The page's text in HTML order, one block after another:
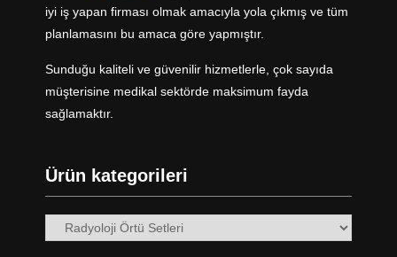
iyi iş yapan firması olmak amacıyla yola çıkmış ve tüm
planlamasını bu amaca göre yapmıştır.
Sunduğu kaliteli ve güvenilir hizmetlerle, çok sayıda
müşterisine medikal sektörde maksimum fayda
sağlamaktır.
Ürün kategorileri